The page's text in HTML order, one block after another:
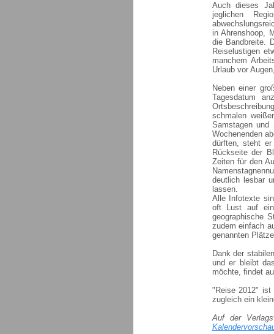
Auch dieses
jeglichen
in Ahrenshoop,
die Bandbreite.
Reiselustigen
manchem
Urlaub vor
Neben einer
Tagesdatum
schmalen
Samstagen
Wochenenden
dürften, steht
Rückseite der
Zeiten für den
deutlich lesbar
lassen.
Alle Infotexte
oft Lust auf
geographische
zudem einfach
genannten
Dank der
und er bleibt
möchte, findet
"Reise 2012" ist
zugleich ein
Auf der